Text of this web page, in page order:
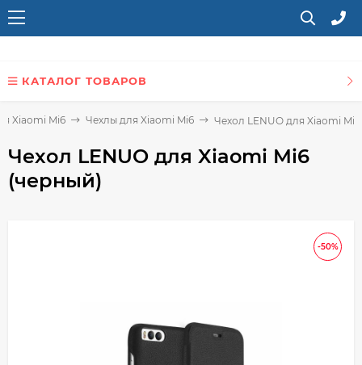
КАТАЛОГ ТОВАРОВ
Xiaomi Mi6 Чехлы для Xiaomi Mi6 Чехол LENUO для Xiaomi
Чехол LENUO для Xiaomi Mi6
(черный)
-50%